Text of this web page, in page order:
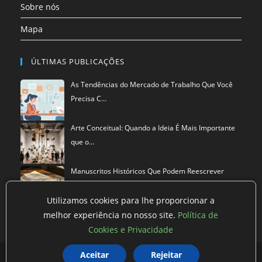
Sobre nós
Mapa
ÚLTIMAS PUBLICAÇÕES
As Tendências do Mercado de Trabalho Que Você
Precisa C…
Arte Conceitual: Quando a Ideia É Mais Importante
que o…
Manuscritos Históricos Que Podem Reescrever
Política de privacidade Termos de Uso Exclusão de Dados
Utilizamos cookies para lhe proporcionar a
melhor experiência no nosso site. Política de
Cookies e Privacidade
Aceitar Rejeitar